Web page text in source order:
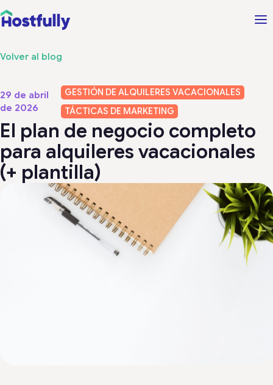
Volver al blog
29 de abril
de 2026
GESTIÓN DE ALQUILERES VACACIONALES
TÁCTICAS DE MARKETING
El plan de negocio completo
para alquileres vacacionales
(+ plantilla)